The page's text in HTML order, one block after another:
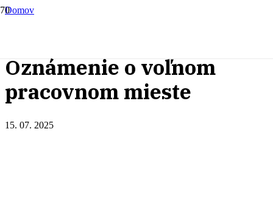
Domov
Oznámenie o voľnom
pracovnom mieste
15. 07. 2025